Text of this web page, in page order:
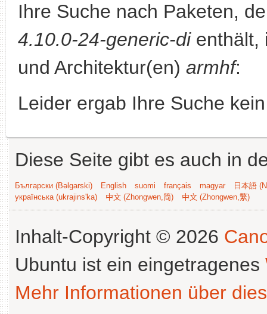
Ihre Suche nach Paketen,
4.10.0-24-generic-dienthält,
und Architektur(en) armhf:
Leider ergab Ihre Suche
Diese Seite gibt es auch in
Български (Bəlgarski) English suomi français magyar
日本語
українська (ukrajins'ka)
中文 (Zhongwen,简) 中文 (Zhongwen,繁)
Inhalt-Copyright © 2026
Ubuntu ist ein eingetragenes
Mehr Informationen über